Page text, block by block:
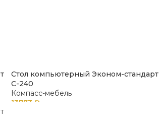
Стол компьютерный Эконом-стандарт
С-240
Компасс-мебель
13773 ₽